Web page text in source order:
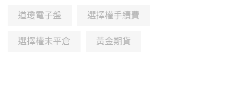
道瓊電子盤 選擇權手續費
選擇權未平倉 黃金期貨